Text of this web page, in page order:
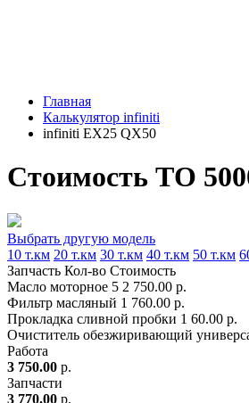
Главная
Калькулятор infiniti
infiniti EX25 QX50
Стоимость ТО
Выбрать другую модель
10 т.км 20 т.км 30 т.км 40 т.км 50 т.км
Запчасть Кол-во Стоимость
Масло моторное 5 2 750.00 р.
Фильтр масляный 1 760.00 р.
Прокладка сливной пробки 1 60.00 р.
Очиститель обезжиривающий
Работа
3 750.00 р.
Запчасти
3 770.00 р.